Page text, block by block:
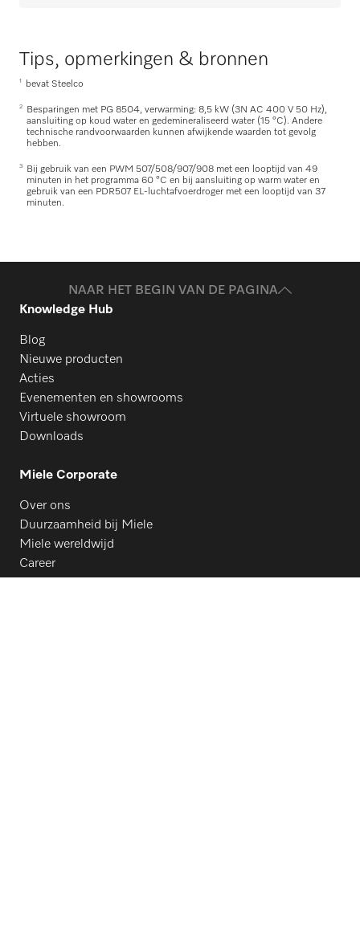
Tips, opmerkingen & bronnen
1 bevat Steelco
2
Besparingen met PG 8504, verwarming: 8,5 kW (3N AC 400 V 50 Hz),
aansluiting op koud water en gedemineraliseerd water (15 °C). Andere
technische randvoorwaarden kunnen afwijkende waarden tot gevolg
hebben.
3
Bij gebruik van een PWM 507/508/907/908 met een looptijd van 49
minuten in het programma 60 °C en bij aansluiting op warm water en
gebruik van een PDR507 EL-luchtafvoerdroger met een looptijd van 37
minuten.
NAAR HET BEGIN VAN DE PAGINA
Knowledge Hub
Blog
Nieuwe producten
Acties
Evenementen en showrooms
Virtuele showroom
Downloads
Miele Corporate
Over ons
Duurzaamheid bij Miele
Miele wereldwijd
Career